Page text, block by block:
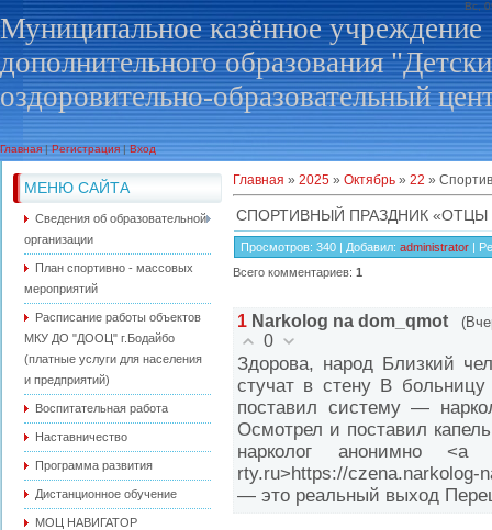
Вс,
Муниципальное казённое учреждение
дополнительного образования
оздоровительно-образовательный
Главная|Регистрация|Вход
МЕНЮ САЙТА
Сведения об образовательной
организации
План спортивно - массовых
мероприятий
Расписание работы объектов
МКУ ДО "ДООЦ" г.Бодайбо
(платные услуги для населения
и предприятий)
Воспитательная работа
Наставничество
Программа развития
Дистанционное обучение
МОЦ НАВИГАТОР
Главная » 2025 » Октябрь » 22 »
СПОРТИВНЫЙ ПРАЗДНИК «ОТЦЫ
Просмотров: 340 | Добавил: administrator |
Всего комментариев: 1
1 Narkolog na dom_qmot
0
Здорова, народ Близкий
стучат в стену В
поставил систему —
Осмотрел и поставил
нарколог анонимно <a
rty.ru>https://
— это реальный выход